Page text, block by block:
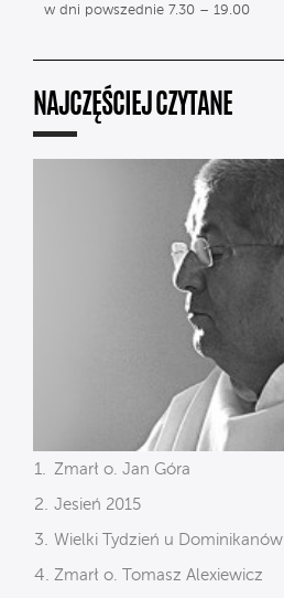
w dni powszednie 7.30 – 19.00
NAJCZĘŚCIEJ CZYTANE
Zmarł o. Jan Góra
Jesień 2015
Wielki Tydzień u Dominikanów
Zmarł o. Tomasz Alexiewicz